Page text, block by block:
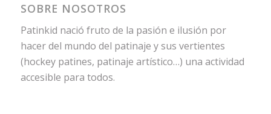
SOBRE NOSOTROS
Patinkid nació fruto de la pasión e ilusión por
hacer del mundo del patinaje y sus vertientes
(hockey patines, patinaje artístico…) una actividad
accesible para todos.